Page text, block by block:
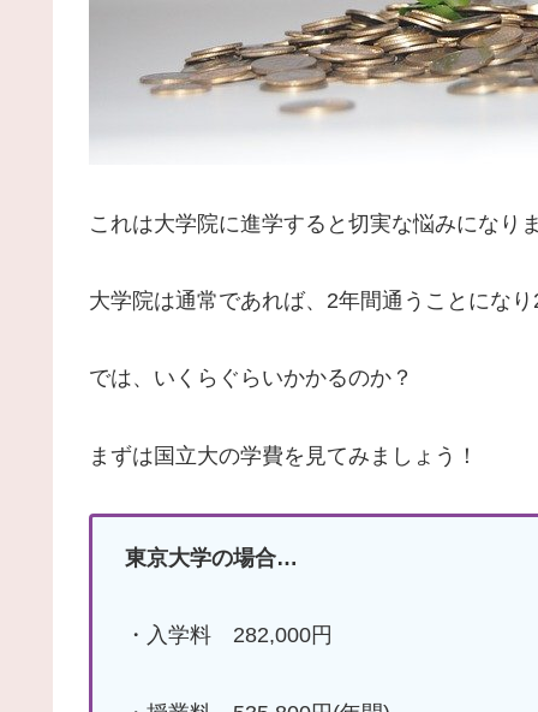
これは大学院に進学すると切実な悩みになり
大学院は通常であれば、2年間通うことにな
では、いくらぐらいかかるのか？
まずは国立大の学費を見てみましょう！
東京大学の場合…
・入学料 282,000円